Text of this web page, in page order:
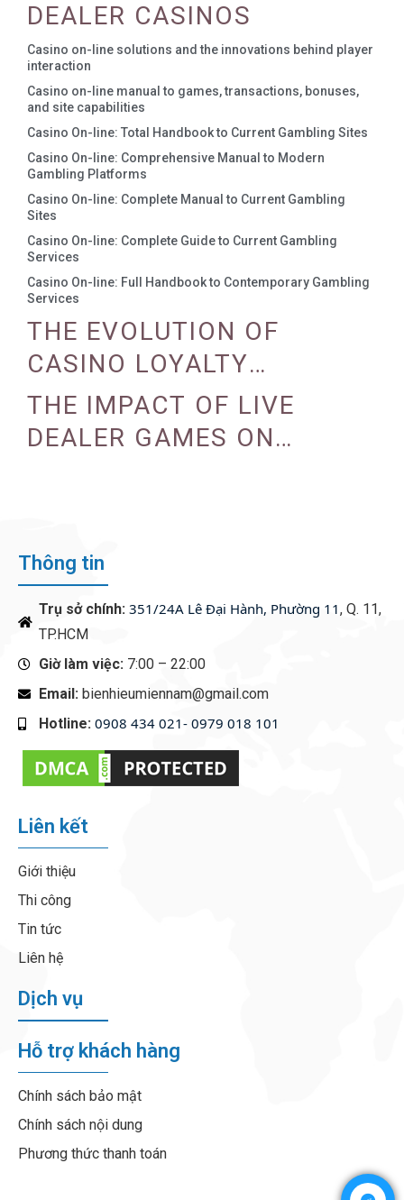
DEALER CASINOS
Casino on-line solutions and the innovations behind player
interaction
Casino on-line manual to games, transactions, bonuses,
and site capabilities
Casino On-line: Total Handbook to Current Gambling Sites
Casino On-line: Comprehensive Manual to Modern
Gambling Platforms
Casino On-line: Complete Manual to Current Gambling
Sites
Casino On-line: Complete Guide to Current Gambling
Services
Casino On-line: Full Handbook to Contemporary Gambling
Services
THE EVOLUTION OF
CASINO LOYALTY
PROGRAMS
THE IMPACT OF LIVE
DEALER GAMES ON
Thông tin
Trụ sở chính: 351/24A Lê Đại Hành, Phường 11, Q. 11,
TP.HCM
Giờ làm việc: 7:00 – 22:00
Email: bienhieumiennam@gmail.com
Hotline: 0908 434 021- 0979 018 101
Liên kết
Giới thiệu
Thi công
Tin tức
Liên hệ
Dịch vụ
Hỗ trợ khách hàng
Chính sách bảo mật
Chính sách nội dung
Phương thức thanh toán